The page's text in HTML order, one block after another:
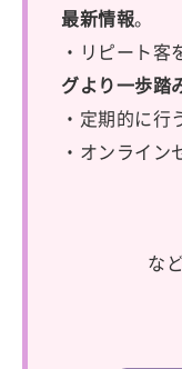
最新情報。
・リピート客
グより一歩踏
・定期的に行
・オンライン
な